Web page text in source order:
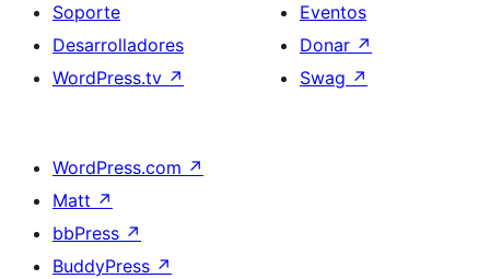
Soporte
Desarrolladores
WordPress.tv ↗
Eventos
Donar ↗
Swag ↗
WordPress.com ↗
Matt ↗
bbPress ↗
BuddyPress ↗